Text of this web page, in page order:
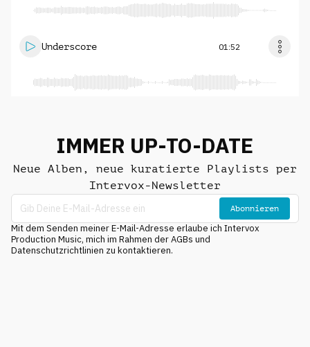
Underscore 01:52
IMMER UP-TO-DATE
Neue Alben, neue kuratierte Playlists per
Intervox-Newsletter
Abonnieren
Mit dem Senden meiner E-Mail-Adresse erlaube ich Intervox
Production Music, mich im Rahmen der AGBs und
Datenschutzrichtlinien zu kontaktieren.